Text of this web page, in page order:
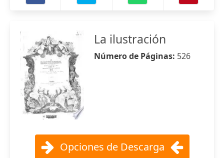
La ilustración
Número de Páginas: 526
Opciones de Descarga